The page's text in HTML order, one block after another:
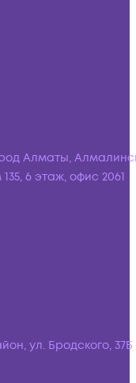
Алматы,
6 этаж, офис 2061
ул. Бродского, 37Б